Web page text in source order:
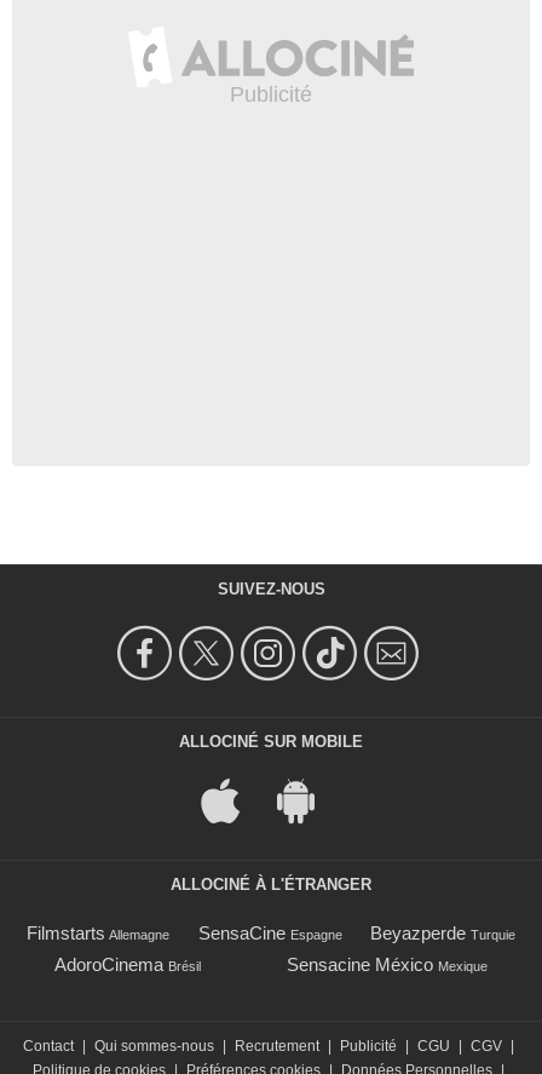
SUIVEZ-NOUS
ALLOCINÉ SUR MOBILE
ALLOCINÉ À L'ÉTRANGER
Filmstarts Allemagne SensaCine Espagne Beyazperde Turquie
AdoroCinema Brésil Sensacine México Mexique
Contact Qui sommes-nous Recrutement Publicité CGU CGV
Politique de cookies
Préférences cookies Données Personnelles